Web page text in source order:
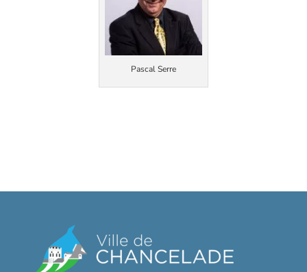
Pascal Serre